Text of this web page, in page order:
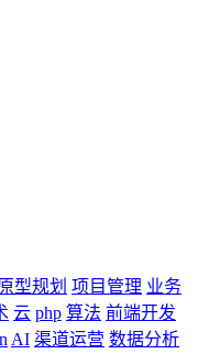
型规划 项目管理 业务
云 php 算法 前端开发
AI 渠道运营 数据分析